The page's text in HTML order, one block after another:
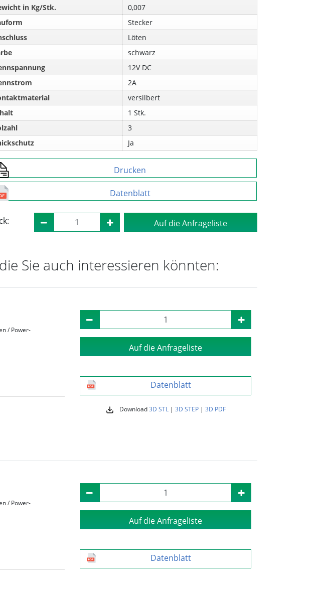
in Kg/Stk.
0,007
Stecker
Löten
schwarz
12V DC
2A
versilbert
1 Stk.
3
Ja
Drucken
Datenblatt
Auf die Anfrageliste
Sie auch interessieren könnten:
/ Power-
Auf die Anfrageliste
Datenblatt
Download3D STL| 3D STEP| 3D PDF
/ Power-
Auf die Anfrageliste
Datenblatt